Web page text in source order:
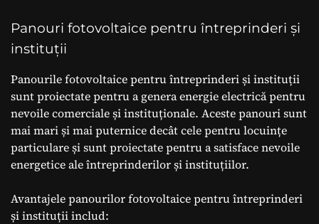
Panouri fotovoltaice pentru întreprinderi și
instituții
Panourile fotovoltaice pentru întreprinderi și instituții
sunt proiectate pentru a genera energie electrică pentru
nevoile comerciale și instituționale. Aceste panouri sunt
mai mari și mai puternice decât cele pentru locuințe
particulare și sunt proiectate pentru a satisface nevoile
energetice ale întreprinderilor și instituțiilor.
Avantajele panourilor fotovoltaice pentru întreprinderi
și instituții includ: